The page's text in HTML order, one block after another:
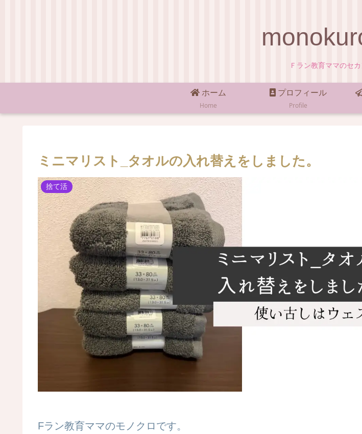
Ｆラン教育ママのセ
ホーム
Home
プロフィール
Profile
ミニマリスト_タオルの入れ替えをしました。
捨て活
Fラン教育ママのモノクロです。